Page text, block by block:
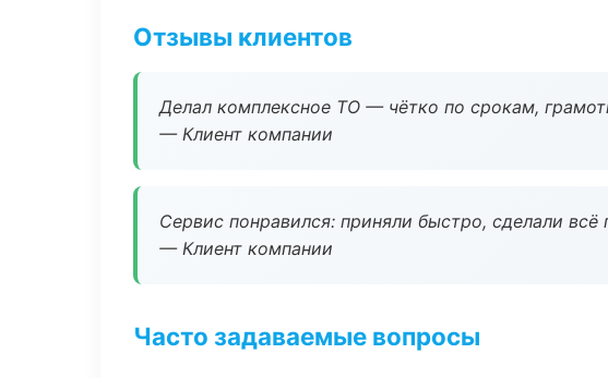
Отзывы клиентов
Делал комплексное ТО — чётко по срокам,
— Клиент компании
Сервис понравился: приняли быстро, сделали
— Клиент компании
Часто задаваемые вопросы